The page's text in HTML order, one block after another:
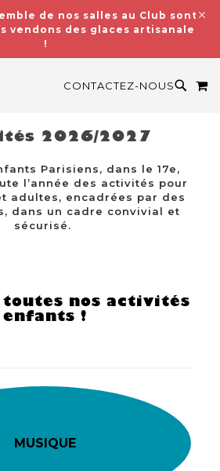
de nos salles au Club sont
vendons des glaces artisanales
!
CONTACTEZ-NOUS
2026/2027
Parisiens, dans le 17e,
l’année des activités pour
adultes, encadrées par des
dans un cadre convivial et
sécurisé.
toutes nos activités
enfants !
MUSIQUE